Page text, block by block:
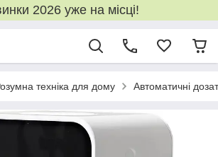
2026 уже на місці!
техніка для дому Автоматичні